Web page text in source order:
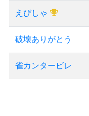
えびしゃ
破壊ありがとう
雀カンタービレ